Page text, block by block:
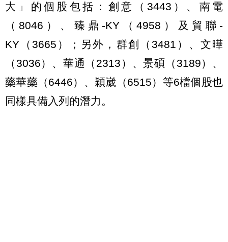
大」的個股包括：創意（3443）、南電
（8046）、臻鼎-KY（4958）及貿聯-
KY（3665）；另外，群創（3481）、文曄
（3036）、華通（2313）、景碩（3189）、
藥華藥（6446）、穎崴（6515）等6檔個股也
同樣具備入列的潛力。